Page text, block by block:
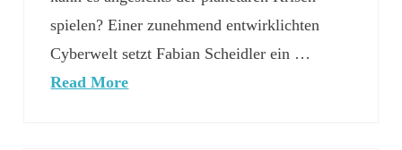
spielen? Einer zunehmend entwirklichten
Cyberwelt setzt Fabian Scheidler ein …
Read More